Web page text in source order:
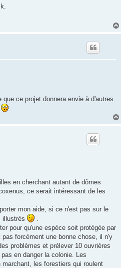
ce projet donnera envie à d'autres
en cherchant autant de dômes
ce serait intéressant de les
mon aide, si ce n'est pas sur le
illustrés
pour qu'une espèce soit protégée par
forcément une bonne chose, il n'y
problèmes et prélever 10 ouvrières
en danger la colonie. Les
les forestiers qui roulent